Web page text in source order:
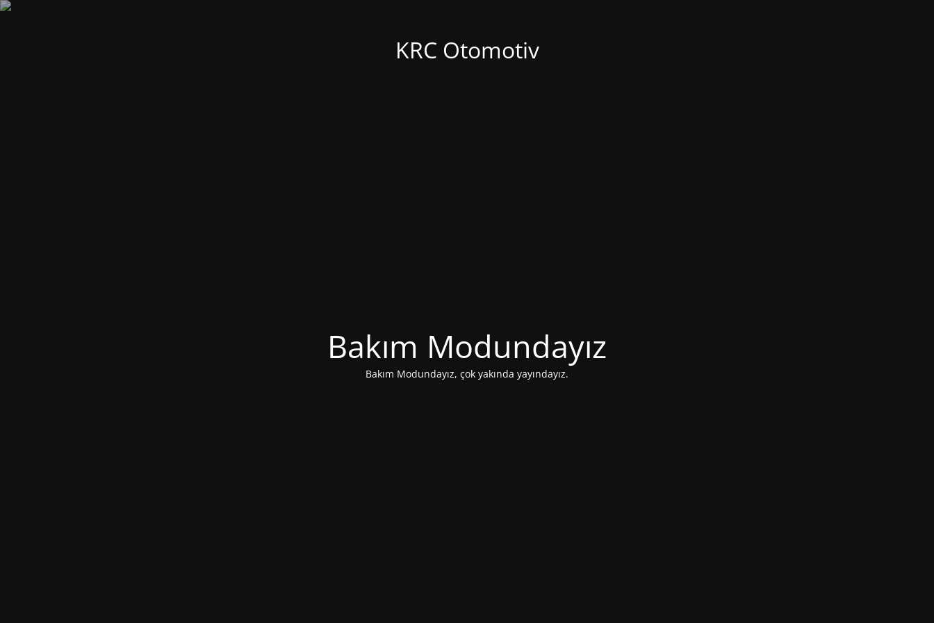
KRC Otomotiv
Bakım Modundayız
Bakım Modundayız, çok yakında yayındayız.